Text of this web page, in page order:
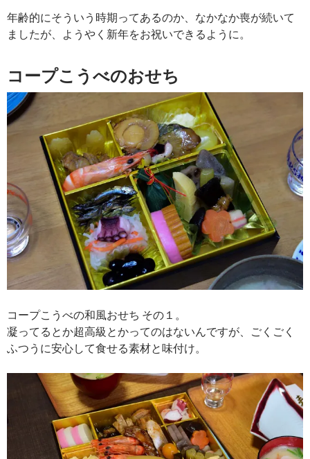
年齢的にそういう時期ってあるのか、なかなか喪が続いて
ましたが、ようやく新年をお祝いできるように。
コープこうべのおせち
コープこうべの和風おせち その１。
凝ってるとか超高級とかってのはないんですが、ごくごく
ふつうに安心して食せる素材と味付け。